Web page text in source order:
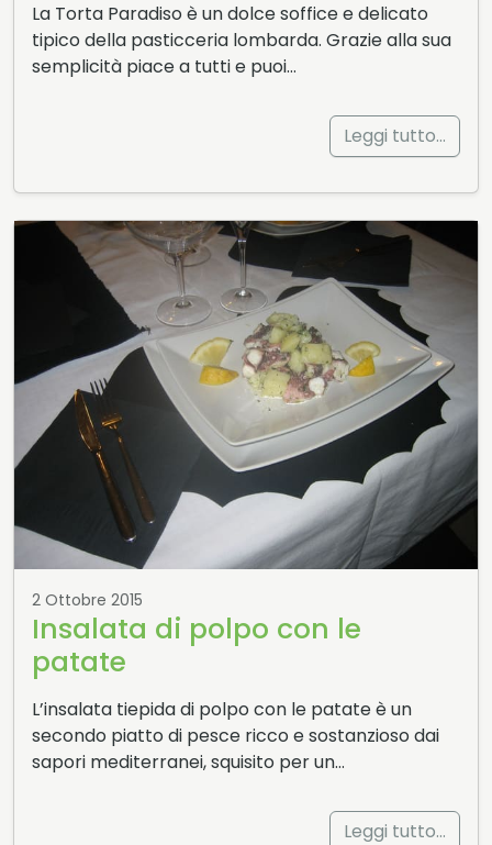
La Torta Paradiso è un dolce soffice e delicato
tipico della pasticceria lombarda. Grazie alla sua
semplicità piace a tutti e puoi…
Leggi tutto…
2 Ottobre 2015
Insalata di polpo con le
patate
L’insalata tiepida di polpo con le patate è un
secondo piatto di pesce ricco e sostanzioso dai
sapori mediterranei, squisito per un…
Leggi tutto…